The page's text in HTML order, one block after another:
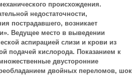
происхождения.
недостаточности,
пострадавшего, возникает
Ведущее место в выведении
аспирацией слизи и крови из
подачей кислорода. Показанием к
двусторонние
двойных переломов, шок